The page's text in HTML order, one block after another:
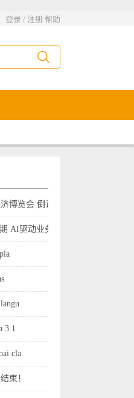
登录 / 注册 帮助
博览会 倒计
AI驱动业务
3.1
cla
束！